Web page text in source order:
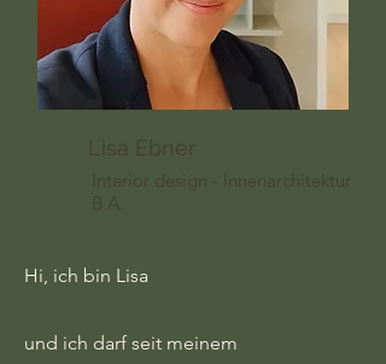
Lisa Ebner
Interior design - Innenarchitektur
B.A.
Hi, ich bin Lisa
und ich darf seit meinem